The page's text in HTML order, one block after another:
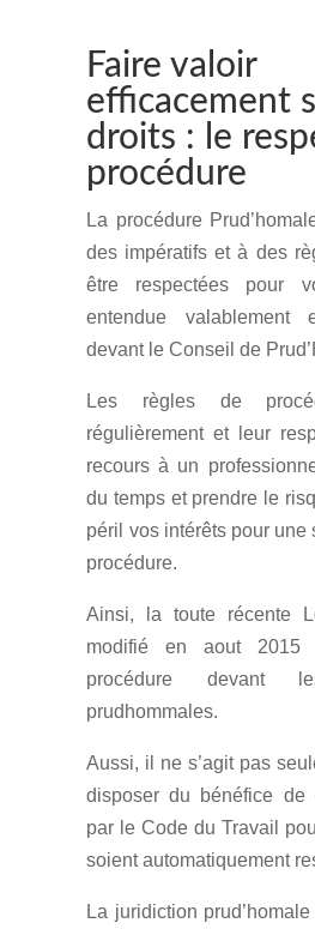
Faire valoir
efficacement
droits : le
procédure
La procédure
des impératifs et à des
être respectées pour
entendue valablement
devant le Conseil de
Les règles de
régulièrement et leur
recours à un
du temps et prendre le
péril vos intérêts pour une
procédure.
Ainsi, la toute récente
modifié en aout
procédure devant
prudhommales.
Aussi, il ne s’agit pas
disposer du bénéfice de
par le Code du Travail
soient automatiquement
La juridiction